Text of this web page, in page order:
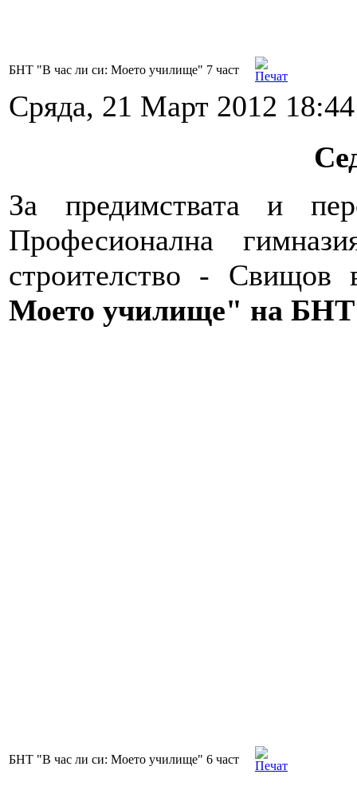
БНТ "В час ли си: Моето училище" 7 част
Сряда, 21 Март 2012 18:44
За предимствата и
Професионална
строителство - Свищов
Моето училище" на БНТ
БНТ "В час ли си: Моето училище" 6 част